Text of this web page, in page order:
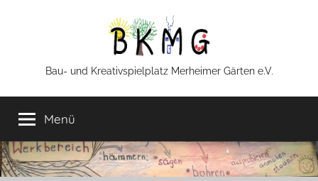
BKMG
Bau- und Kreativspielplatz Merheimer Gärten e.V.
Menü